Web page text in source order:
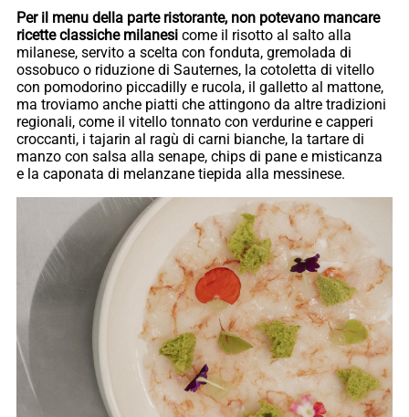
Per il menu della parte ristorante, non potevano mancare
ricette classiche milanesi come il risotto al salto alla
milanese, servito a scelta con fonduta, gremolada di
ossobuco o riduzione di Sauternes, la cotoletta di vitello
con pomodorino piccadilly e rucola, il galletto al mattone,
ma troviamo anche piatti che attingono da altre tradizioni
regionali, come il vitello tonnato con verdurine e capperi
croccanti, i tajarin al ragù di carni bianche, la tartare di
manzo con salsa alla senape, chips di pane e misticanza
e la caponata di melanzane tiepida alla messinese.